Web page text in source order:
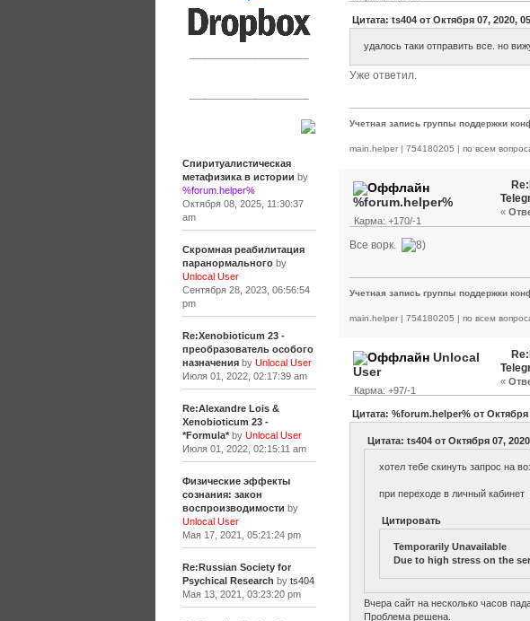
Спиритуалистическая
метафизика в истории by
%forum.helper%
Октября 08, 2025, 11:30:37
am
Скромная реабилитация
паранормальногоby
Unlocal User
Сентября 28, 2023, 06:56:54
pm
Re:Xenobioticum 23 -
преобразователь особого
назначенияby Unlocal User
Июля 01, 2022, 02:17:39 am
Re:Alexandre Lois &
Xenobioticum 23 -
*Formula*by Unlocal User
Июля 01, 2022, 02:15:11 am
Физические эффекты
сознания: закон
воспроизводимости by
Unlocal User
Мая 17, 2021, 05:21:24 pm
Re:Russian Society for
Psychical Research by ts404
Мая 13, 2021, 03:23:20 pm
Цитата: ts404 от Октября 07, 2020,
удалось таки отправить все. но
Уже ответил.
Учетная запись группы поддержки
main.helper | 754180205 | по всем
%forum.helper%
Карма: +170/-1
«
Все ворк.
Учетная запись группы поддержки
main.helper | 754180205 | по всем
Unlocal
User
Карма: +97/-1
«
Цитата: %forum.helper% от Октября
Цитата: ts404 от Октября 07,
хотел тебе скинуть запрос на
при переходе в личный
Цитировать
Temporarily Unavailable
Due to high stress on the
Вчера сайт на несколько часов
Проблема решена.